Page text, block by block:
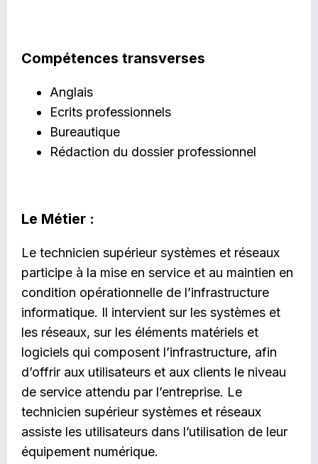
Compétences transverses
Anglais
Ecrits professionnels
Bureautique
Rédaction du dossier professionnel
Le Métier :
Le technicien supérieur systèmes et réseaux
participe à la mise en service et au maintien en
condition opérationnelle de l’infrastructure
informatique. Il intervient sur les systèmes et
les réseaux, sur les éléments matériels et
logiciels qui composent l’infrastructure, afin
d’offrir aux utilisateurs et aux clients le niveau
de service attendu par l’entreprise. Le
technicien supérieur systèmes et réseaux
assiste les utilisateurs dans l’utilisation de leur
équipement numérique.